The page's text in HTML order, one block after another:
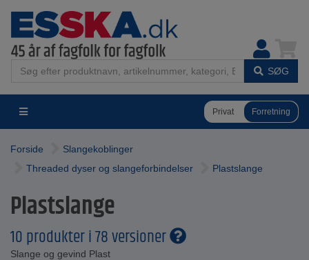
SØG
Privat Forretning
Forside
Slangekoblinger
Threaded dyser og slangeforbindelser
Plastslange
Plastslange
10 produkter i 78 versioner
Slange og gevind Plast